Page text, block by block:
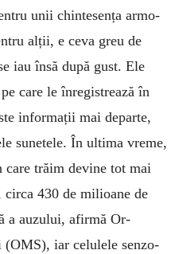
unii chintesența ar­mo­
alții, e ceva greu de
iau însă după gust. Ele
care le în­re­gis­trează în
in­formații mai departe,
sunetele. În ultima vreme,
care trăim devine tot mai
430 de milioane de
a au­zului, afirmă Or­
(OMS), iar celulele sen­zo­